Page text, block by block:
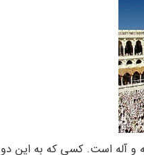
و آله است. کسی که به این دو